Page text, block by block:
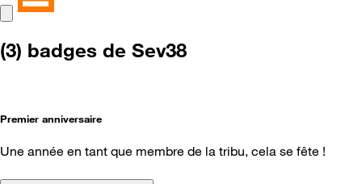
(3) badges de Sev38
Premier anniversaire
Une année en tant que membre de la tribu, cela se fête !